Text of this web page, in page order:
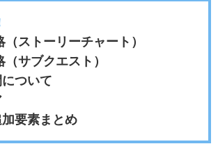
（ストーリーチャート）
サブクエスト）
ついて
要素まとめ